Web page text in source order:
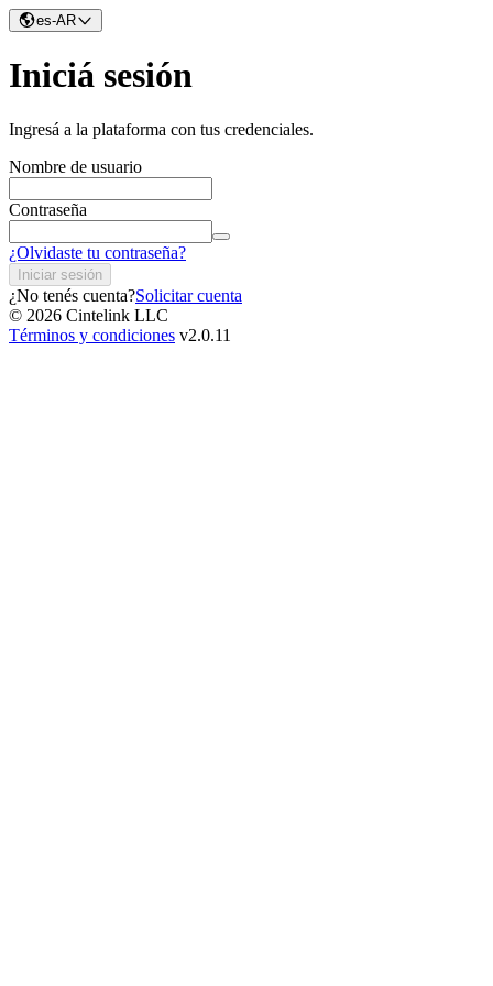
es-AR
Iniciá sesión
Ingresá a la plataforma con tus credenciales.
Nombre de usuario
Contraseña
¿Olvidaste tu contraseña?
Iniciar sesión
¿No tenés cuenta?Solicitar cuenta
© 2026 Cintelink LLC
Términos y condiciones v2.0.11